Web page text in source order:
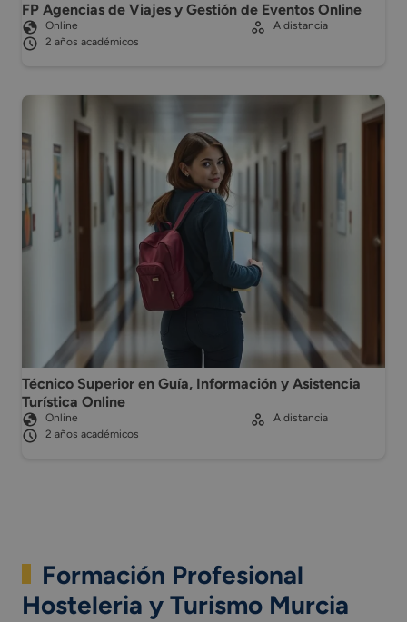
FP Agencias de Viajes y Gestión de Eventos Online
Online
2 años académicos
A distancia
Técnico Superior en Guía, Información y Asistencia
Turística Online
Online
2 años académicos
A distancia
Formación Profesional
Hosteleria y Turismo Murcia